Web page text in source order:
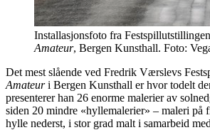
Installasjonsfoto fra
Amateur, Bergen Kunsthall. Foto:
Det mest slående ved Fredrik Værslevs
Amateuri Bergen Kunsthall er hvor todelt
presenterer han 26 enorme malerier av
siden 20 mindre «hyllemalerier» – maleri på
hylle nederst, i stor grad malt i samarbeid